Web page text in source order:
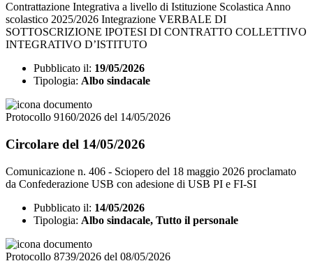
Contrattazione Integrativa a livello di Istituzione Scolastica Anno
scolastico 2025/2026 Integrazione VERBALE DI
SOTTOSCRIZIONE IPOTESI DI CONTRATTO COLLETTIVO
INTEGRATIVO D’ISTITUTO
Pubblicato il: 19/05/2026
Tipologia: Albo sindacale
Protocollo 9160/2026 del 14/05/2026
Circolare del 14/05/2026
Comunicazione n. 406 - Sciopero del 18 maggio 2026 proclamato
da Confederazione USB con adesione di USB PI e FI-SI
Pubblicato il: 14/05/2026
Tipologia: Albo sindacale, Tutto il personale
Protocollo 8739/2026 del 08/05/2026